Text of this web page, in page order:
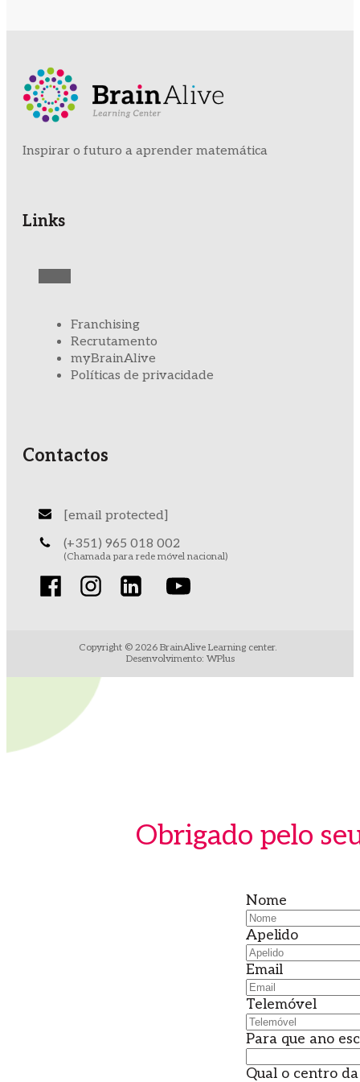
Inspirar o futuro a aprender matemática
Links
Franchising
Recrutamento
myBrainAlive
Políticas de privacidade
Contactos
[email protected]
(+351) 965 018 002
(Chamada para rede móvel nacional)
Copyright © 2026BrainAlive Learning center.
Desenvolvimento: WPlus
Obrigado pelo
Nome
Apelido
Email
Telemóvel
Para que ano
Qual o centro